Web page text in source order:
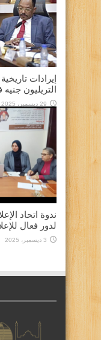
إيرادات
التريليون جنيه في
29 ديسمبر، 2025
ندوة اتحاد
لدور فعال
3 ديسمبر، 2025